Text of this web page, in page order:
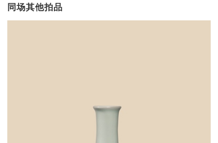
同场其他拍品